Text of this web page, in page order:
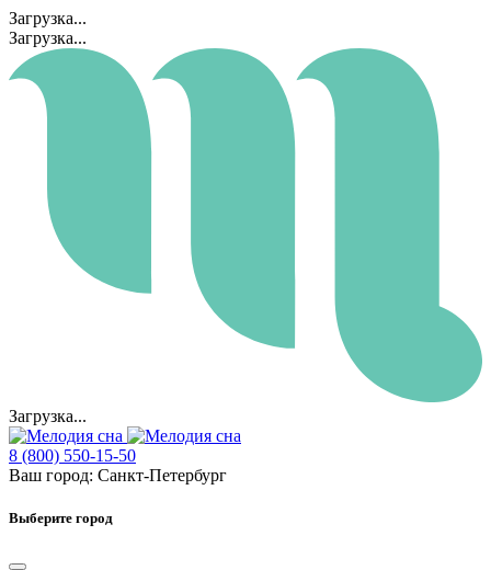
Загрузка...
Загрузка...
Загрузка...
8 (800) 550-15-50
Ваш город: Санкт-Петербург
Выберите город